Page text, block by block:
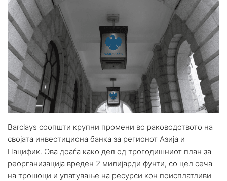
Barclays соопшти крупни промени во раководството на
својата инвестициона банка за регионот Азија и
Пацифик. Ова доаѓа како дел од трогодишниот план за
реорганизација вреден 2 милијарди фунти, со цел сеча
на трошоци и упатување на ресурси кон поисплатливи